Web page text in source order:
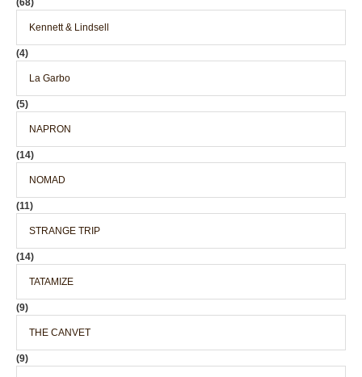
(68)
Kennett & Lindsell
(4)
La Garbo
(5)
NAPRON
(14)
NOMAD
(11)
STRANGE TRIP
(14)
TATAMIZE
(9)
THE CANVET
(9)